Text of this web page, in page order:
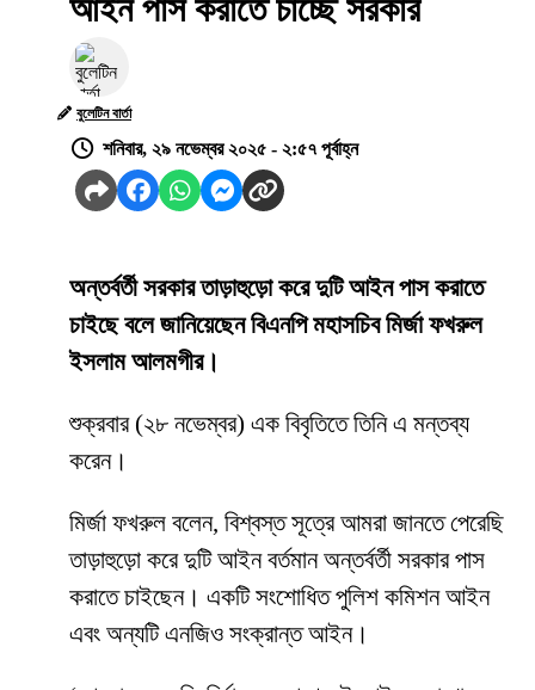
আইন পাস করাতে চাচ্ছে সরকার
বুলেটিন বার্তা
শনিবার, ২৯ নভেম্বর ২০২৫ - ২:৫৭ পূর্বাহ্ন
অন্তর্বর্তী সরকার তাড়াহুড়ো করে দুটি আইন পাস করাতে
চাইছে বলে জানিয়েছেন বিএনপি মহাসচিব মির্জা ফখরুল
ইসলাম আলমগীর।
শুক্রবার (২৮ নভেম্বর) এক বিবৃতিতে তিনি এ মন্তব্য
করেন।
মির্জা ফখরুল বলেন, বিশ্বস্ত সূত্রে আমরা জানতে পেরেছি
তাড়াহুড়ো করে দুটি আইন বর্তমান অন্তর্বর্তী সরকার পাস
করাতে চাইছেন। একটি সংশোধিত পুলিশ কমিশন আইন
এবং অন্যটি এনজিও সংক্রান্ত আইন।